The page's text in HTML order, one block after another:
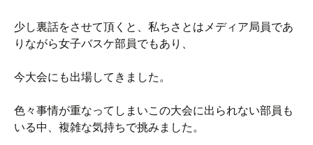
少し裏話をさせて頂くと、私ちさとはメディア局員であ
りながら女子バスケ部員でもあり、
今大会にも出場してきました。
色々事情が重なってしまいこの大会に出られない部員も
いる中、複雑な気持ちで挑みました。